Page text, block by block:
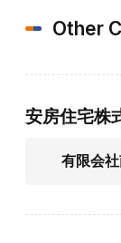
Other
安房住宅株
有限会